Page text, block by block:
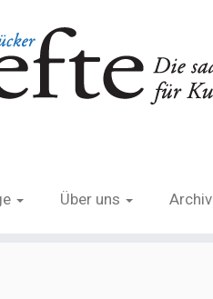
Über uns Archiv